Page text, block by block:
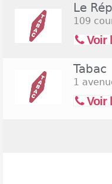
Le
109
Voir
Tabac
1
Voir